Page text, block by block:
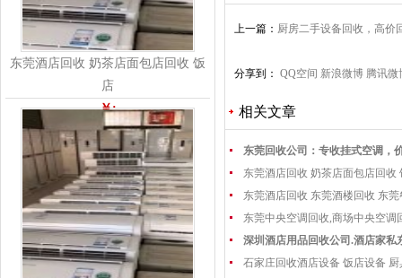
东莞酒店回收 奶茶店面包店回收 饭
店
￥:
上一篇： 厨房二手设备回收，高价
分享到： QQ空间 新浪微博 腾讯微
相关文章
东莞回收公司：专收挂式空调，
东莞酒店回收 奶茶店面包店回收
东莞酒店回收 东莞酒楼回收 东
东莞中央空调回收,商场中央空调
深圳酒店用品回收公司.酒店家私
石家庄回收酒店设备 饭店设备 厨